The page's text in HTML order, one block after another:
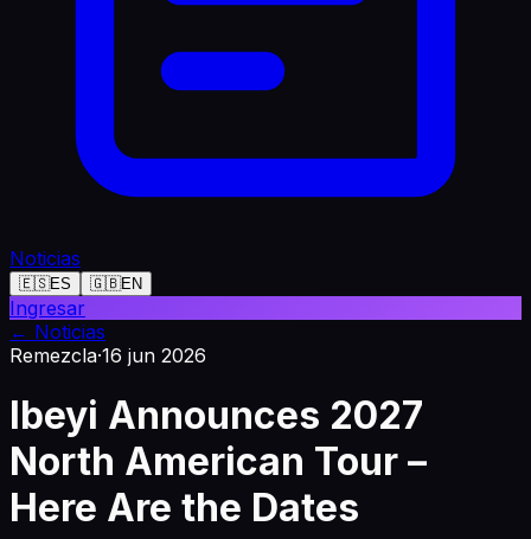
Noticias
🇪🇸ES 🇬🇧EN
Ingresar
← Noticias
Remezcla·16 jun 2026
Ibeyi Announces 2027
North American Tour –
Here Are the Dates